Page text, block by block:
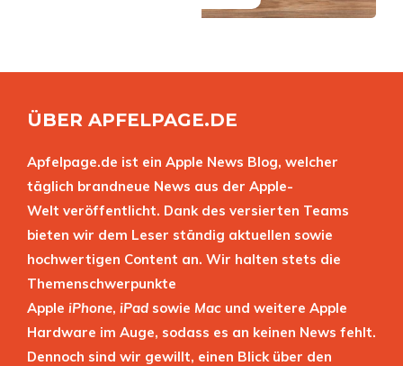
ÜBER APFELPAGE.DE
Apfelpage.de ist ein Apple News Blog, welcher
täglich brandneue News aus der Apple-
Welt veröffentlicht. Dank des versierten Teams
bieten wir dem Leser ständig aktuellen sowie
hochwertigen Content an. Wir halten stets die
Themenschwerpunkte
Apple iPhone, iPad sowie Mac und weitere Apple
Hardware im Auge, sodass es an keinen News fehlt.
Dennoch sind wir gewillt, einen Blick über den